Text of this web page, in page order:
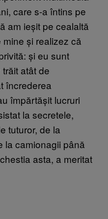
care s-a întins pe
am ieșit pe cealaltă
și realizez că
și eu sunt
atât de
încrederea
împărtășit lucruri
la secretele,
tuturor, de la
la camionagii până
asta, a meritat